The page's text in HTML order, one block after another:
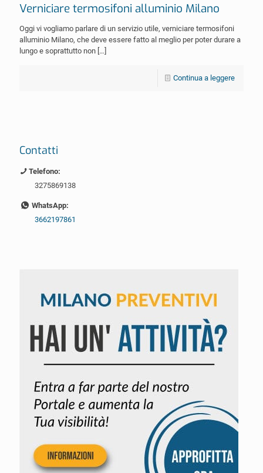
Verniciare termosifoni alluminio Milano
Oggi vi vogliamo parlare di un servizio utile, verniciare termosifoni
alluminio Milano, che deve essere fatto al meglio per poter durare a
lungo e soprattutto non […]
Continua a leggere
Contatti
Telefono:
3275869138
WhatsApp:
3662197861